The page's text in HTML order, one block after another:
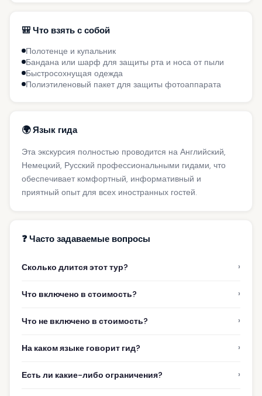
🎒 Что взять с собой
Полотенце и купальник
Бандана или шарф для защиты рта и носа от пыли
Быстросохнущая одежда
Полиэтиленовый пакет для защиты фотоаппарата
🌍 Язык гида
Эта экскурсия полностью проводится на Английский,
Немецкий, Русский профессиональными гидами, что
обеспечивает комфортный, информативный и
приятный опыт для всех иностранных гостей.
❓ Часто задаваемые вопросы
Сколько длится этот тур? ›
Что включено в стоимость? ›
Что не включено в стоимость? ›
На каком языке говорит гид? ›
Есть ли какие-либо ограничения? ›